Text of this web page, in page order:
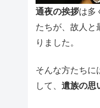
通夜の挨拶は多
たちが、故人と
りました。
そんな方たちに
して、 遺族の思